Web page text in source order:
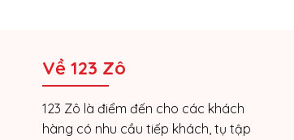
Về 123 Zô
123 Zô là điểm đến cho các khách
hàng có nhu cầu tiếp khách, tụ tập